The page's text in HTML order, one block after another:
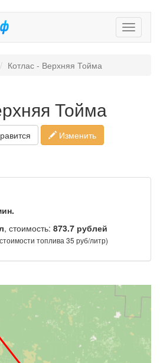
Котлас - Верхняя Тойма
Тойма
Изменить
, стоимость: 873.7 рублей
топлива 35 руб/литр)